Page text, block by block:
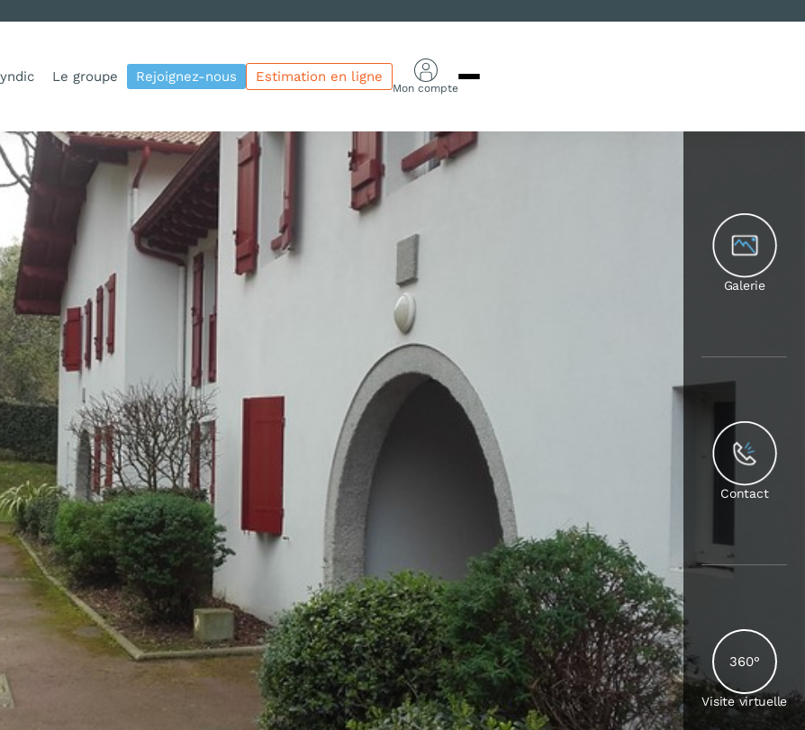
Le groupe Rejoignez-nous Estimation en ligne
Mon compte
Galerie
Contact
360°
Visite virtuelle